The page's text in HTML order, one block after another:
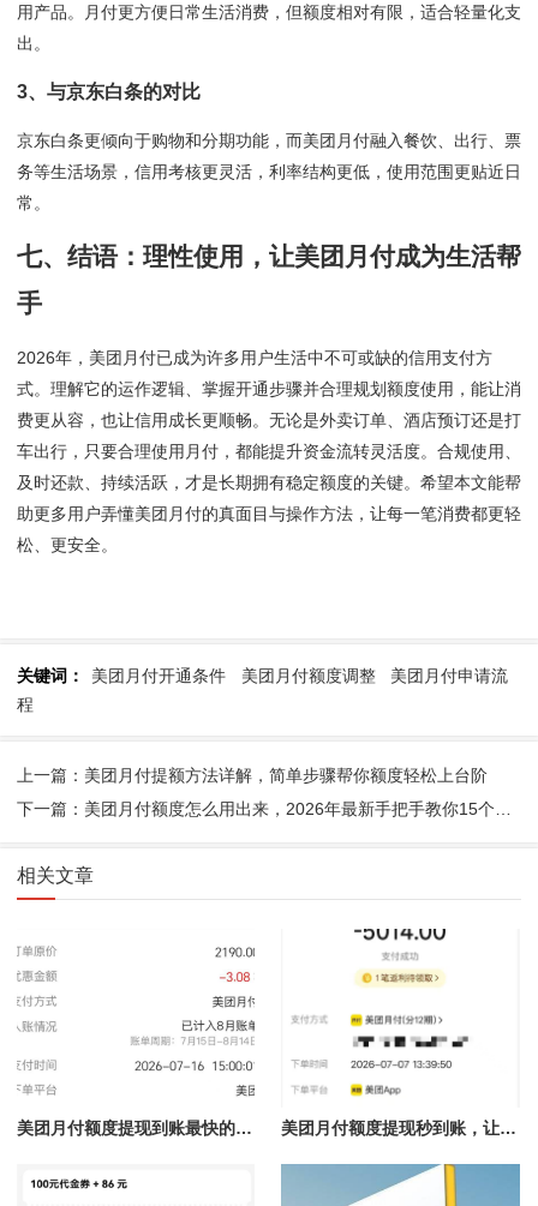
用产品。月付更方便日常生活消费，但额度相对有限，适合轻量化支
出。
3、与京东白条的对比
京东白条更倾向于购物和分期功能，而美团月付融入餐饮、出行、票
务等生活场景，信用考核更灵活，利率结构更低，使用范围更贴近日
常。
七、结语：理性使用，让美团月付成为生活帮
手
2026年，美团月付已成为许多用户生活中不可或缺的信用支付方
式。理解它的运作逻辑、掌握开通步骤并合理规划额度使用，能让消
费更从容，也让信用成长更顺畅。无论是外卖订单、酒店预订还是打
车出行，只要合理使用月付，都能提升资金流转灵活度。合规使用、
及时还款、持续活跃，才是长期拥有稳定额度的关键。希望本文能帮
助更多用户弄懂美团月付的真面目与操作方法，让每一笔消费都更轻
松、更安全。
关键词： 美团月付开通条件 美团月付额度调整
美团月付申请流
程
上一篇：美团月付提额方法详解，简单步骤帮你额度轻松上台阶
下一篇：美团月付额度怎么用出来，2026年最新手把手教你15个方式操作
相关文章
美团月付额度提现到账最快的方法揭秘，团购核销提现秒到账 美团月付额度提现秒到账，让你轻松解决资金难题